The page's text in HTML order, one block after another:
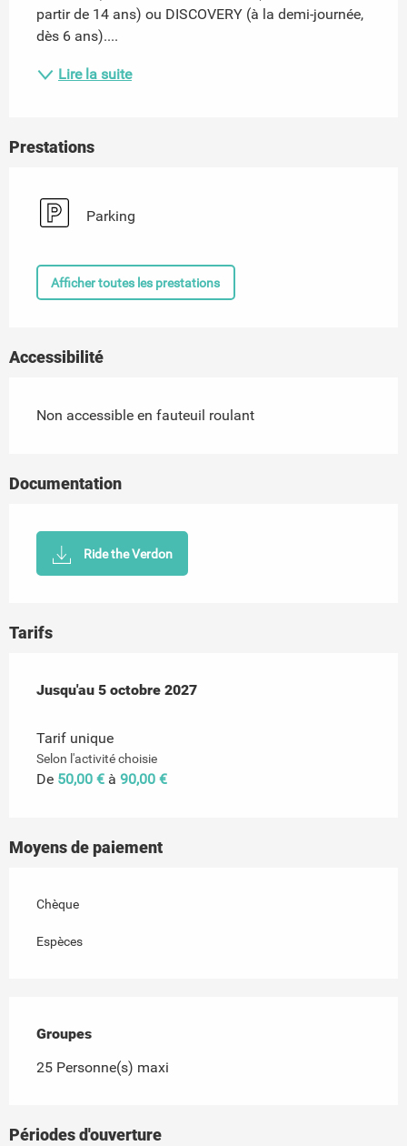
partir de 14 ans) ou DISCOVERY (à la demi-journée,
dès 6 ans)....
Lire la suite
Prestations
Parking
Afficher toutes les prestations
Accessibilité
Non accessible en fauteuil roulant
Documentation
Ride the Verdon
Tarifs
Du1 mai 2026au5 octobre 2027
Jusqu'au 5 octobre 2027
Tarif unique
Selon l'activité choisie
De 50,00 € à 90,00 €
Moyens de paiement
Chèque
Espèces
Groupes
Groupes
25 Personne(s) maxi
Périodes d'ouverture